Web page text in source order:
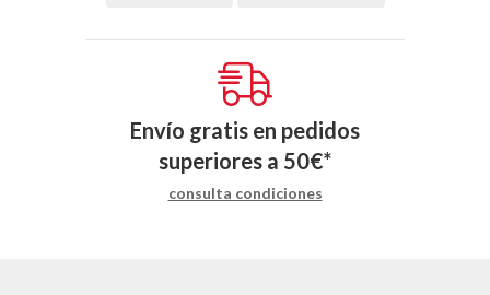
Envío gratis en pedidos
superiores a 50€*
consulta condiciones